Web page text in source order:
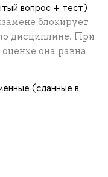
вопрос + тест)
блокирует
дисциплине. При
она равна
(сданные в